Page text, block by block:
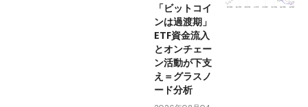
「ビットコイ
ンは過渡期」
ETF資金流入
とオンチェー
ン活動が下支
え＝グラスノ
ード分析